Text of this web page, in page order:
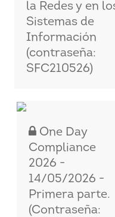
la Redes y en
Sistemas de
Información
(contraseña:
SFC210526)
One Day
Compliance
2026 -
14/05/2026 -
Primera parte.
(Contraseña: